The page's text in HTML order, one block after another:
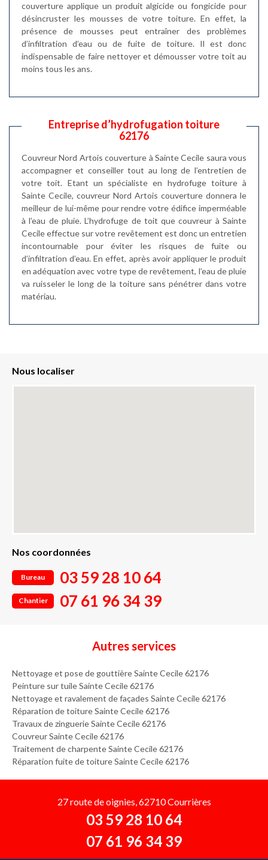
couverture applique un produit algicide ou fongicide pour
désincruster les mousses de votre toiture. En effet, la
présence de mousses peut entraîner des problèmes
d’infiltration d’eau ou de fuite de toiture. Il est donc
indispensable de faire nettoyer et démousser votre toit au
moins tous les ans.
Entreprise d’hydrofugation toiture
62176
Couvreur Nord Artois couverture à Sainte Cecile saura vous
accompagner et conseiller tout au long de l’entretien de
votre toit. Etant un spécialiste en hydrofuge toiture à
Sainte Cecile, couvreur Nord Artois couverture donnera le
meilleur de lui-même pour rendre votre édifice imperméable
à l’eau de pluie. L’hydrofuge de toit que couvreur à Sainte
Cecile effectue sur votre revêtement est donc un entretien
incontournable pour éviter les risques de fuite ou
d’infiltration d’eau. En effet, après avoir appliquer le produit
en adéquation avec votre type de revêtement, l’eau de pluie
va ruisseler le long de la toiture sans pénétrer dans votre
matériau.
Nous localiser
Nos coordonnées
Bureau 03 59 28 10 64
Chantier 07 61 96 34 39
Autres services
Nettoyage et pose de gouttière Sainte Cecile 62176
Peinture sur tuile Sainte Cecile 62176
Nettoyage et ravalement de façades Sainte Cecile 62176
Réparation de toiture Sainte Cecile 62176
Travaux de zinguerie Sainte Cecile 62176
Couvreur Sainte Cecile 62176
Traitement de charpente Sainte Cecile 62176
Réparation fuite de toiture Sainte Cecile 62176
27 route de oignies, 62710 Courrières
03 59 28 10 64
07 61 96 34 39